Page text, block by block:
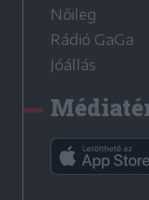
Nőileg
Rádió GaGa
Jóállás